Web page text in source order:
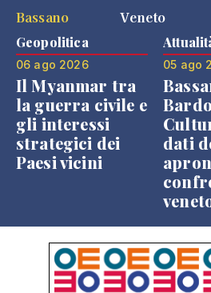
Bassano
Veneto
Geopolitica
06 ago 2026
Il Myanmar tra
la guerra civile e
gli interessi
strategici dei
Paesi vicini
05 ago
dati